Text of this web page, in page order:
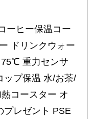
ーヒー保温コー
ドリンクウォー
重力センサ
ップ保温 水/お茶/
コースター オ
プレゼント PSE